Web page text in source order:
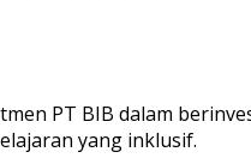
PT BIB dalam
yang inklusif.